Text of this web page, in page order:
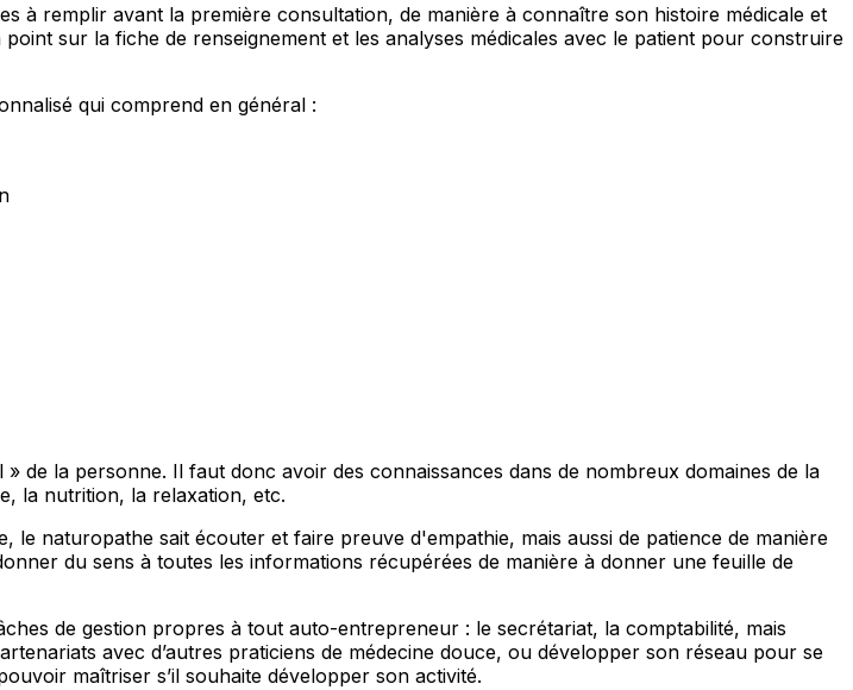
à remplir avant la première consultation, de manière à connaître son histoire médicale et
sur la fiche de renseignement et les analyses médicales avec le patient pour construire
qui comprend en général :
de la personne. Il faut donc avoir des connaissances dans de nombreux domaines de la
la nutrition, la relaxation, etc.
naturopathe sait écouter et faire preuve d'empathie, mais aussi de patience de manière
du sens à toutes les informations récupérées de manière à donner une feuille de
de gestion propres à tout auto-entrepreneur : le secrétariat, la comptabilité, mais
avec d’autres praticiens de médecine douce, ou développer son réseau pour se
maîtriser s’il souhaite développer son activité.